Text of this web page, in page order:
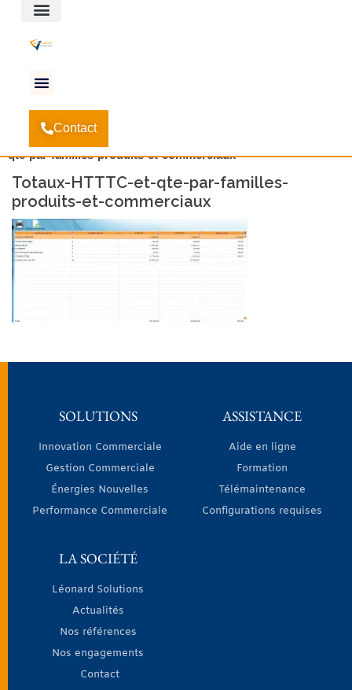
Contact
Accueil-Solutions
Statistiques – Gestion commerciale
qte-par-familles-produits-et-commerciaux
Totaux-HTTTC-et-qte-par-familles-
produits-et-commerciaux
SOLUTIONS
Innovation Commerciale
Gestion Commerciale
Énergies Nouvelles
Performance Commerciale
ASSISTANCE
Aide en ligne
Formation
Télémaintenance
Configurations requises
LA SOCIÉTÉ
Léonard Solutions
Actualités
Nos références
Nos engagements
Contact